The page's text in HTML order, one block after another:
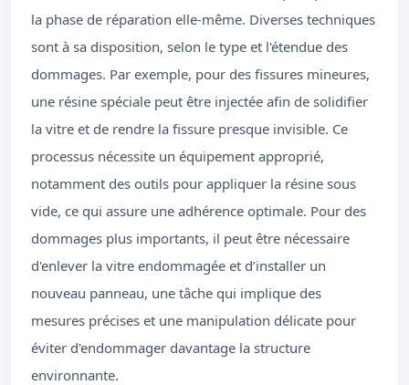
la phase de réparation elle-même. Diverses techniques
sont à sa disposition, selon le type et l'étendue des
dommages. Par exemple, pour des fissures mineures,
une résine spéciale peut être injectée afin de solidifier
la vitre et de rendre la fissure presque invisible. Ce
processus nécessite un équipement approprié,
notamment des outils pour appliquer la résine sous
vide, ce qui assure une adhérence optimale. Pour des
dommages plus importants, il peut être nécessaire
d'enlever la vitre endommagée et d’installer un
nouveau panneau, une tâche qui implique des
mesures précises et une manipulation délicate pour
éviter d'endommager davantage la structure
environnante.